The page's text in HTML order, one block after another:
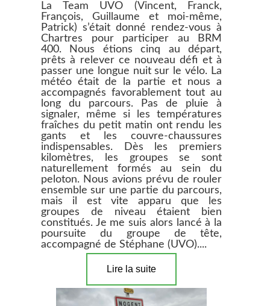
La Team UVO (Vincent, Franck,
François, Guillaume et moi-même,
Patrick) s’était donné rendez-vous à
Chartres pour participer au BRM
400. Nous étions cinq au départ,
prêts à relever ce nouveau défi et à
passer une longue nuit sur le vélo. La
météo était de la partie et nous a
accompagnés favorablement tout au
long du parcours. Pas de pluie à
signaler, même si les températures
fraîches du petit matin ont rendu les
gants et les couvre-chaussures
indispensables. Dès les premiers
kilomètres, les groupes se sont
naturellement formés au sein du
peloton. Nous avions prévu de rouler
ensemble sur une partie du parcours,
mais il est vite apparu que les
groupes de niveau étaient bien
constitués. Je me suis alors lancé à la
poursuite du groupe de tête,
accompagné de Stéphane (UVO)....
Lire la suite